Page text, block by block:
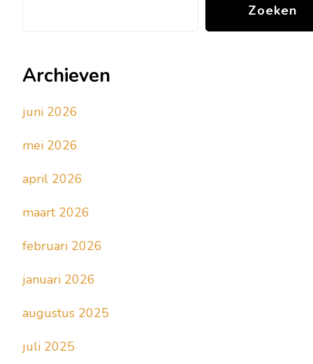
Zoeken
Archieven
juni 2026
mei 2026
april 2026
maart 2026
februari 2026
januari 2026
augustus 2025
juli 2025